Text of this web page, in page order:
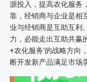
源投入，提高农化服务
靠，经销商与企业是相
业与经销商是互助互利
力，必能走出互助共赢
+农化服务’的战略方向
断开发新产品满足市场